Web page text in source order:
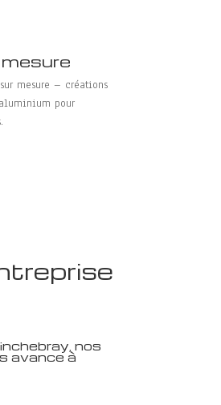
mesure – créations
pour
nos
avance à